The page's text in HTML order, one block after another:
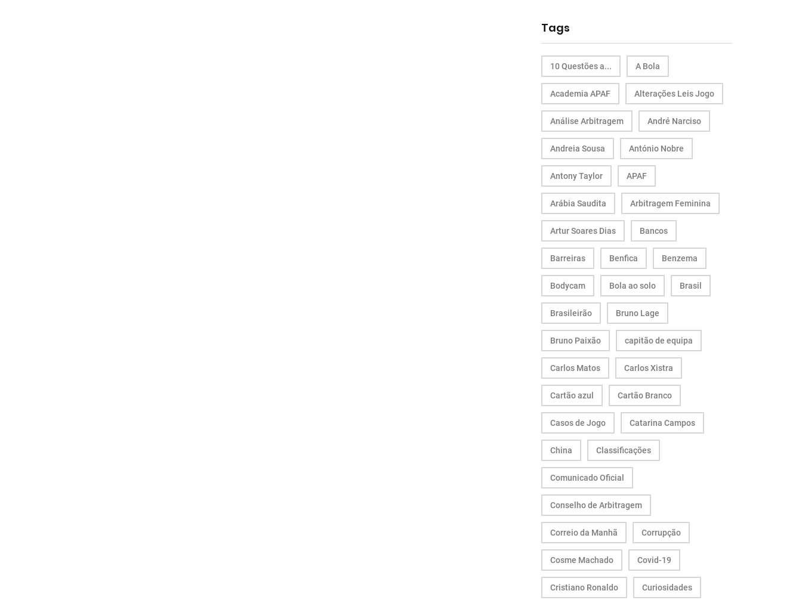
Tags
10 Questões a... A Bola
Academia APAF Alterações Leis Jogo
Análise Arbitragem André Narciso
Andreia Sousa António Nobre
Antony Taylor APAF
Arábia Saudita Arbitragem Feminina
Artur Soares Dias Bancos
Barreiras Benfica Benzema
Bodycam Bola ao solo Brasil
Brasileirão Bruno Lage
Bruno Paixão capitão de equipa
Carlos Matos Carlos Xistra
Cartão azul Cartão Branco
Casos de Jogo Catarina Campos
China Classificações
Comunicado Oficial
Conselho de Arbitragem
Correio da Manhã Corrupção
Cosme Machado Covid-19
Cristiano Ronaldo Curiosidades